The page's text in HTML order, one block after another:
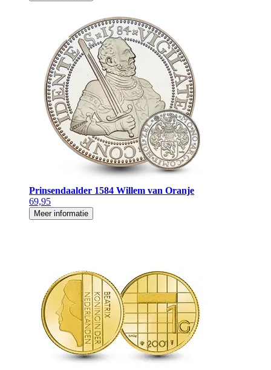
Prinsendaalder 1584 Willem van Oranje
69,95
Meer informatie